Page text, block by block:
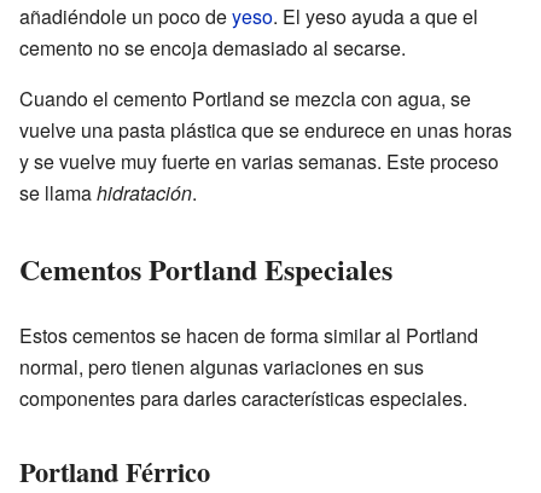
añadiéndole un poco deyeso. El yeso ayuda a que el
cemento no se encoja demasiado al secarse.
Cuando el cemento Portland se mezcla con agua, se
vuelve una pasta plástica que se endurece en unas horas
y se vuelve muy fuerte en varias semanas. Este proceso
se llamahidratación.
Cementos Portland Especiales
Estos cementos se hacen de forma similar al Portland
normal, pero tienen algunas variaciones en sus
componentes para darles características especiales.
Portland Férrico